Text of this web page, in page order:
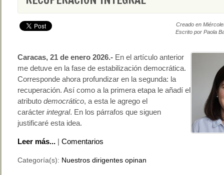
Creado en
Escrito por Paola
Caracas, 21 de enero 2026.- En el artículo anterior
me detuve en la fase de estabilización democrática.
Corresponde ahora profundizar en la segunda: la
recuperación. Así como a la primera etapa le añadí el
atributo democrático, a esta le agrego el
carácter integral. En los párrafos que siguen
justificaré esta idea.
Leer más... | Comentarios
Categoría(s): Nuestros dirigentes opinan